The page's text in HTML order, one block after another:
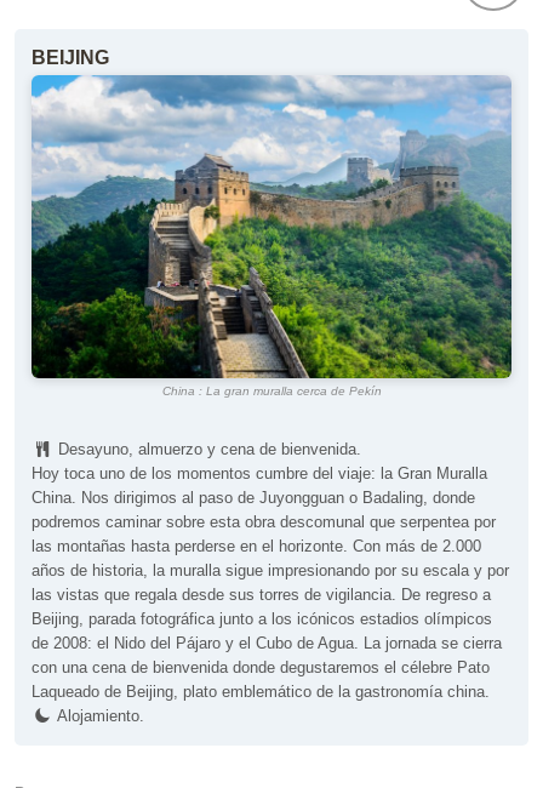
BEIJING
China : La gran muralla cerca de Pekín
Desayuno, almuerzo y cena de bienvenida.
Hoy toca uno de los momentos cumbre del viaje: la Gran Muralla
China. Nos dirigimos al paso de Juyongguan o Badaling, donde
podremos caminar sobre esta obra descomunal que serpentea por
las montañas hasta perderse en el horizonte. Con más de 2.000
años de historia, la muralla sigue impresionando por su escala y por
las vistas que regala desde sus torres de vigilancia. De regreso a
Beijing, parada fotográfica junto a los icónicos estadios olímpicos
de 2008: el Nido del Pájaro y el Cubo de Agua. La jornada se cierra
con una cena de bienvenida donde degustaremos el célebre Pato
Laqueado de Beijing, plato emblemático de la gastronomía china.
Alojamiento.